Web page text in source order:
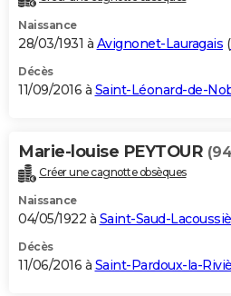
Naissance
28/03/1931 à Avignonet-Lauragais (
Décès
11/09/2016 à Saint-Léonard-de-
Marie-louise PEYTOUR
Créer une cagnotte obsèques
Naissance
04/05/1922 à Saint-Saud-
Décès
11/06/2016 à Saint-Pardoux-la-